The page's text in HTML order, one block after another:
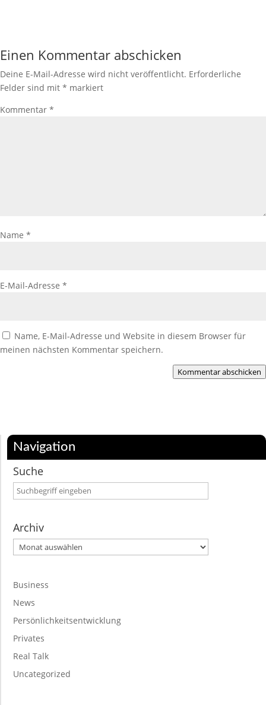
Einen Kommentar abschicken
Deine E-Mail-Adresse wird nicht veröffentlicht. Erforderliche
Felder sind mit * markiert
Kommentar *
Name *
E-Mail-Adresse *
Name, E-Mail-Adresse und Website in diesem Browser für
meinen nächsten Kommentar speichern.
Kommentar abschicken
Navigation
Suche
Archiv
Archiv
Business
News
Persönlichkeitsentwicklung
Privates
Real Talk
Uncategorized